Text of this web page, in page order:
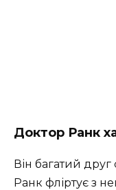
Доктор Ранк
Він багатий друг
Ранк фліртує з